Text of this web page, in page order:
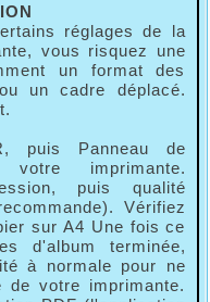
réglages de la
vous risquez une
un format des
un cadre déplacé.
puis Panneau de
votre imprimante.
puis qualité
Vérifiez
sur A4 Une fois ce
d'album terminée,
à normale pour ne
votre imprimante.